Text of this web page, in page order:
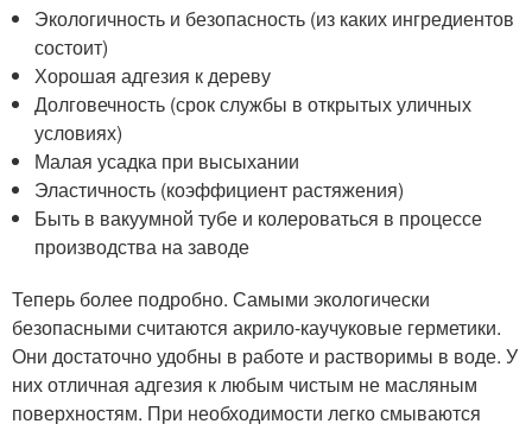
Экологичность и безопасность (из каких ингредиентов
состоит)
Хорошая адгезия к дереву
Долговечность (срок службы в открытых уличных
условиях)
Малая усадка при высыхании
Эластичность (коэффициент растяжения)
Быть в вакуумной тубе и колероваться в процессе
производства на заводе
Теперь более подробно. Самыми экологически
безопасными считаются акрило-каучуковые герметики.
Они достаточно удобны в работе и растворимы в воде. У
них отличная адгезия к любым чистым не масляным
поверхностям. При необходимости легко смываются